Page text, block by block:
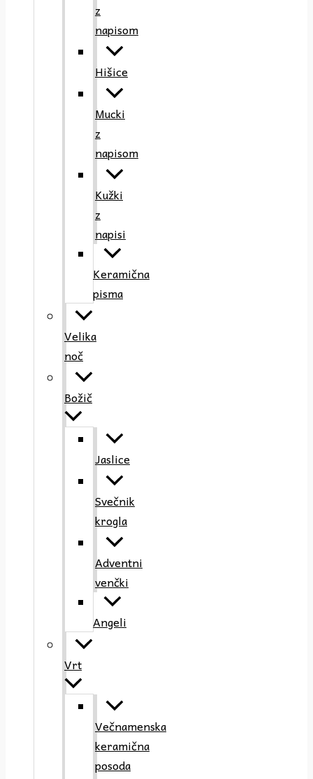
z
napisom
Hišice
Mucki
z
napisom
Kužki
z
napisi
Keramična
pisma
Velika
noč
Božič
Jaslice
Svečnik
krogla
Adventni
venčki
Angeli
Vrt
Večnamenska
keramična
posoda